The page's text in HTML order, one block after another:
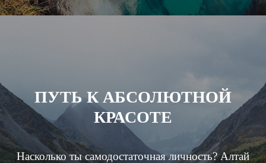
ПУТЬ К АБСОЛЮТНОЙ
КРАСОТЕ
Насколько ты самодостаточная личность? Алтай